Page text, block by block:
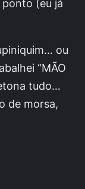
(eu já
ou
“MÃO
tudo…
de morsa,